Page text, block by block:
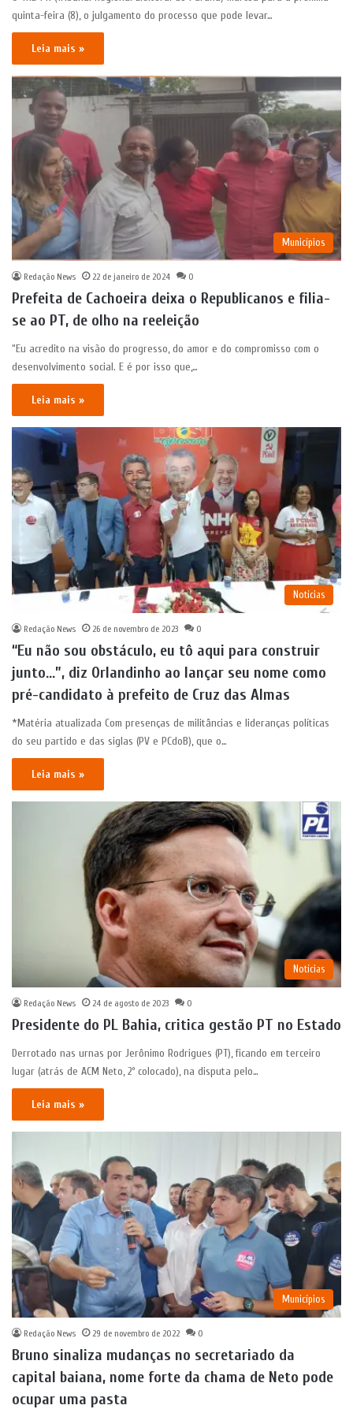
quinta-feira (8), o julgamento do processo que pode levar…
Leia mais »
Municípios
Redação News 22 de janeiro de 2024 0
Prefeita de Cachoeira deixa o Republicanos e filia-
se ao PT, de olho na reeleição
“Eu acredito na visão do progresso, do amor e do compromisso com o
desenvolvimento social. E é por isso que,…
Leia mais »
Notícias
Redação News 26 de novembro de 2023 0
“Eu não sou obstáculo, eu tô aqui para construir
junto…”, diz Orlandinho ao lançar seu nome como
pré-candidato à prefeito de Cruz das Almas
*Matéria atualizada Com presenças de militâncias e lideranças políticas
do seu partido e das siglas (PV e PCdoB), que o…
Leia mais »
Notícias
Redação News 24 de agosto de 2023 0
Presidente do PL Bahia, critica gestão PT no Estado
Derrotado nas urnas por Jerônimo Rodrigues (PT), ficando em terceiro
lugar (atrás de ACM Neto, 2º colocado), na disputa pelo…
Leia mais »
Municípios
Redação News 29 de novembro de 2022 0
Bruno sinaliza mudanças no secretariado da
capital baiana, nome forte da chama de Neto pode
ocupar uma pasta